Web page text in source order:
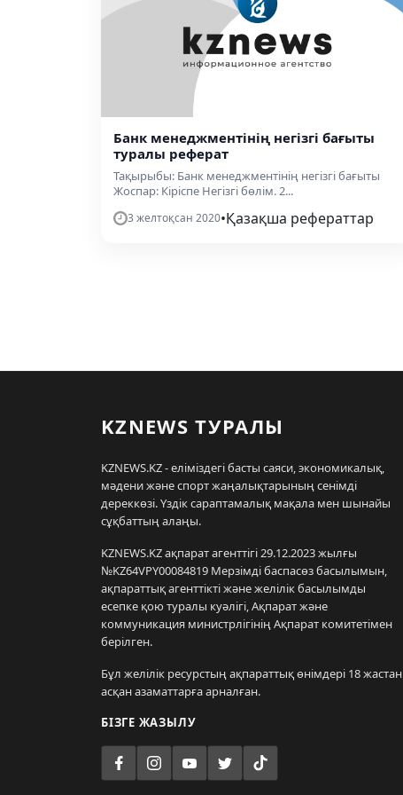
Банк менеджментінің негізгі бағыты
туралы реферат
Тақырыбы: Банк менеджментінің негізгі бағыты
Жоспар: Кіріспе Негізгі бөлім. 2...
3 желтоқсан 2020•Қазақша рефераттар
KZNEWS ТУРАЛЫ
KZNEWS.KZ - еліміздегі басты саяси, экономикалық,
мәдени және спорт жаңалықтарының сенімді
дереккөзі. Үздік сараптамалық мақала мен шынайы
сұқбаттың алаңы.
KZNEWS.KZ ақпарат агенттігі 29.12.2023 жылғы
№KZ64VPY00084819 Мерзімді баспасөз басылымын,
ақпараттық агенттікті және желілік басылымды
есепке қою туралы куәлігі, Ақпарат және
коммуникация министрлігінің Ақпарат комитетімен
берілген.
Бұл желілік ресурстың ақпараттық өнімдері 18 жастан
асқан азаматтарға арналған.
БІЗГЕ ЖАЗЫЛУ